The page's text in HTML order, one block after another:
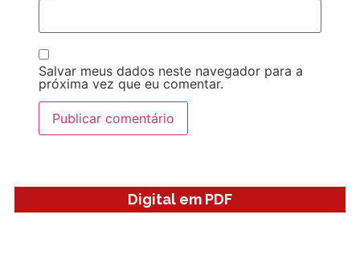
Salvar meus dados neste navegador para a
próxima vez que eu comentar.
Digital em PDF